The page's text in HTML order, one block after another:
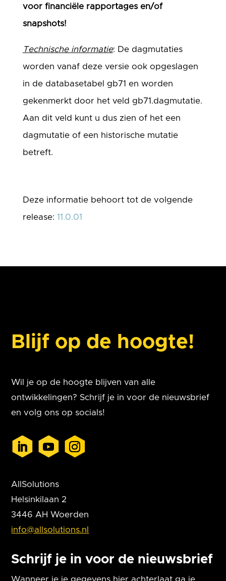
voor financiële rapportages en/of
snapshots!
Technische informatie: De dagmutaties
worden vanaf deze versie ook opgeslagen
in de databasetabel gb71 en worden
gekenmerkt door het veld gb71.dagmutatie.
Aan dit veld kunt u dus zien of het een
dagmutatie of een historische mutatie
betreft.
Deze informatie behoort tot de volgende
release: 11.0.01
Blijf op de hoogte!
Wil je op de hoogte blijven van alle
ontwikkelingen? Schrijf je in voor de nieuwsbrief
en volg ons op socials!
AllSolutions
Helsinkilaan 2
3446 AH Woerden
info@allsolutions.nl
Schrijf je in voor de nieuwsbrief
Wanneer je je gegevens hier achterlaat ga je